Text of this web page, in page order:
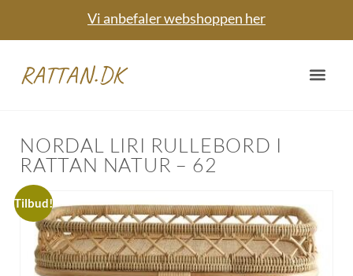
Vi anbefaler webshoppen her
RATTAN.DK
NORDAL LIRI RULLEBORD I
RATTAN NATUR – 62
Tilbud!